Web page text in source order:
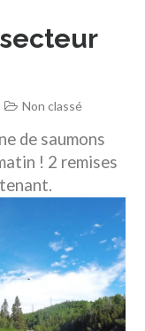
Non classé
de saumons
! 2 remises